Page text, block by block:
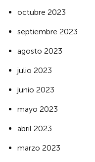
octubre 2023
septiembre 2023
agosto 2023
julio 2023
junio 2023
mayo 2023
abril 2023
marzo 2023